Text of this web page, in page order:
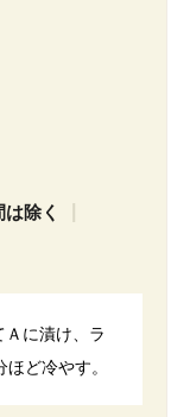
除く
に漬け、ラ
ど冷やす。